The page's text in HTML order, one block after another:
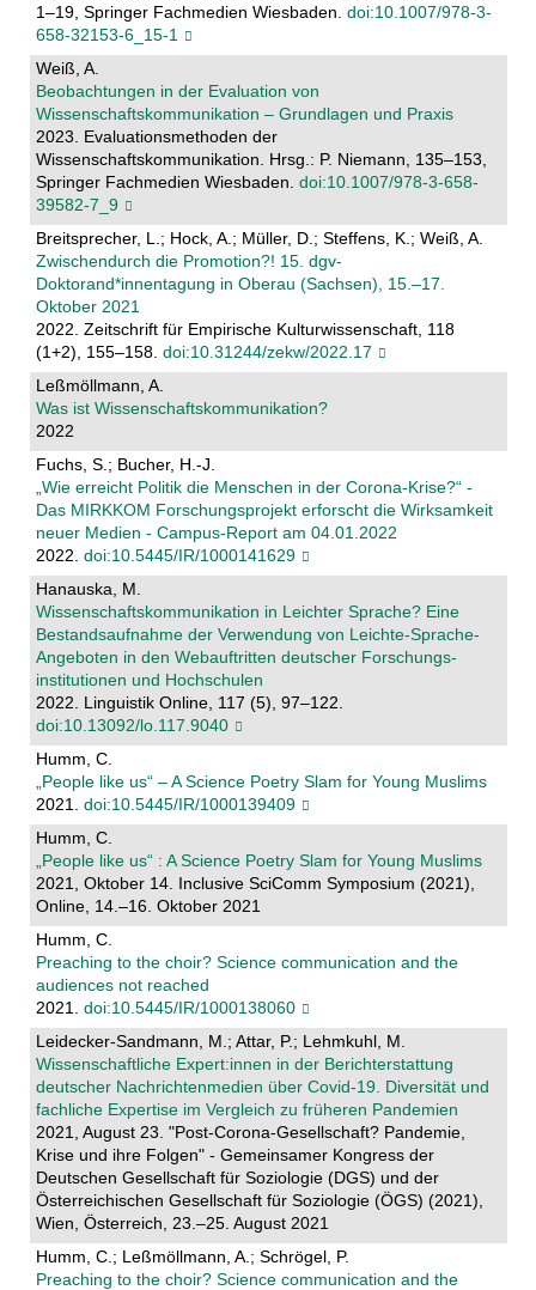
1–19, Springer Fachmedien Wiesbaden. doi:10.1007/978-3-
658-32153-6_15-1
Weiß, A.
Beobachtungen in der Evaluation von
Wissenschaftskommunikation – Grundlagen und Praxis
2023. Evaluationsmethoden der
Wissenschaftskommunikation. Hrsg.: P. Niemann, 135–153,
Springer Fachmedien Wiesbaden. doi:10.1007/978-3-658-
39582-7_9
Breitsprecher, L.; Hock, A.; Müller, D.; Steffens, K.; Weiß, A.
Zwischendurch die Promotion?! 15. dgv-
Doktorand*innentagung in Oberau (Sachsen), 15.–17.
Oktober 2021
2022. Zeitschrift für Empirische Kulturwissenschaft, 118
(1+2), 155–158. doi:10.31244/zekw/2022.17
Leßmöllmann, A.
Was ist Wissenschaftskommunikation?
2022
Fuchs, S.; Bucher, H.-J.
„Wie erreicht Politik die Menschen in der Corona-Krise?“ -
Das MIRKKOM Forschungsprojekt erforscht die Wirksamkeit
neuer Medien - Campus-Report am 04.01.2022
2022. doi:10.5445/IR/1000141629
Hanauska, M.
Wissenschaftskommunikation in Leichter Sprache? Eine
Bestandsaufnahme der Verwendung von Leichte-Sprache-
Angeboten in den Webauftritten deutscher Forschungs-
institutionen und Hochschulen
2022. Linguistik Online, 117 (5), 97–122.
doi:10.13092/lo.117.9040
Humm, C.
„People like us“ – A Science Poetry Slam for Young Muslims
2021. doi:10.5445/IR/1000139409
Humm, C.
„People like us“ : A Science Poetry Slam for Young Muslims
2021, Oktober 14. Inclusive SciComm Symposium (2021),
Online, 14.–16. Oktober 2021
Humm, C.
Preaching to the choir? Science communication and the
audiences not reached
2021. doi:10.5445/IR/1000138060
Leidecker-Sandmann, M.; Attar, P.; Lehmkuhl, M.
Wissenschaftliche Expert:innen in der Berichterstattung
deutscher Nachrichtenmedien über Covid-19. Diversität und
fachliche Expertise im Vergleich zu früheren Pandemien
2021, August 23. "Post-Corona-Gesellschaft? Pandemie,
Krise und ihre Folgen" - Gemeinsamer Kongress der
Deutschen Gesellschaft für Soziologie (DGS) und der
Österreichischen Gesellschaft für Soziologie (ÖGS) (2021),
Wien, Österreich, 23.–25. August 2021
Humm, C.; Leßmöllmann, A.; Schrögel, P.
Preaching to the choir? Science communication and the